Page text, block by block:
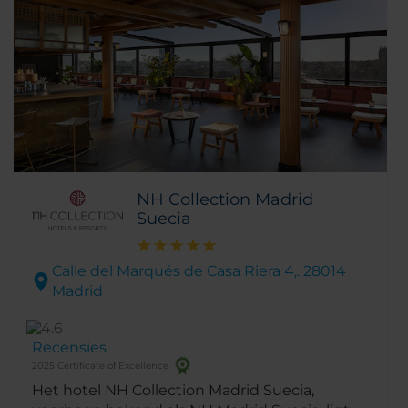
NH Collection Madrid
Suecia
Calle del Marqués de Casa Riera 4,. 28014
Madrid
Recensies
2025 Certificate of Excellence
Het hotel NH Collection Madrid Suecia,